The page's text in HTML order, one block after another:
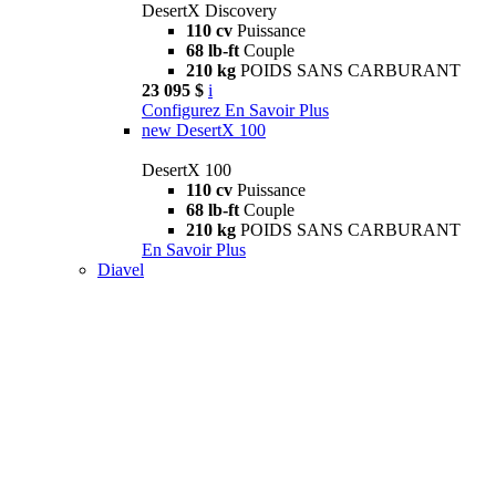
DesertX Discovery
110 cv Puissance
68 lb-ft Couple
210 kg POIDS SANS CARBURANT
23 095 $ i
Configurez En Savoir Plus
new DesertX 100
DesertX 100
110 cv Puissance
68 lb-ft Couple
210 kg POIDS SANS CARBURANT
En Savoir Plus
Diavel